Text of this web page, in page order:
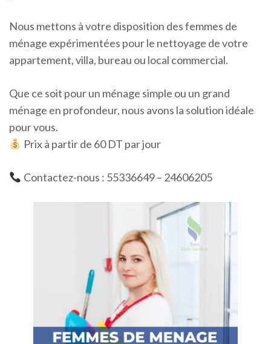
Nous mettons à votre disposition des femmes de
ménage expérimentées pour le nettoyage de votre
appartement, villa, bureau ou local commercial.
Que ce soit pour un ménage simple ou un grand
ménage en profondeur, nous avons la solution idéale
pour vous.
Prix à partir de 60 DT par jour
Contactez-nous : 55336649 – 24606205